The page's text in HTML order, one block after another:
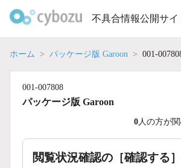
不具合情報公開サイ
ホーム パッケージ版 Garoon 001-
001-007808
パッケージ版 Garoon
0 人の方が
閲覧状況確認の［確認する